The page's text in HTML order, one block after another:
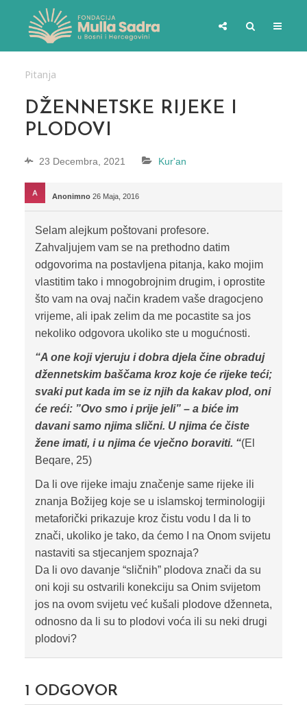
Pitanja
DŽENNETSKE RIJEKE I
PLODOVI
23 Decembra, 2021 Kur'an
Anonimno 26 Maja, 2016
Selam alejkum poštovani profesore.
Zahvaljujem vam se na prethodno datim
odgovorima na postavljena pitanja, kako mojim
vlastitim tako i mnogobrojnim drugim, i oprostite
što vam na ovaj način kradem vaše dragocjeno
vrijeme, ali ipak zelim da me pocastite sa jos
nekoliko odgovora ukoliko ste u mogućnosti.
“A one koji vjeruju i dobra djela čine obraduj
džennetskim baščama kroz koje će rijeke teći;
svaki put kada im se iz njih da kakav plod, oni
će reći: ”Ovo smo i prije jeli” – a biće im
davani samo njima slični. U njima će čiste
žene imati, i u njima će vječno boraviti. “(El
Beqare, 25)
Da li ove rijeke imaju značenje same rijeke ili
znanja Božijeg koje se u islamskoj terminologiji
metaforički prikazuje kroz čistu vodu I da li to
znači, ukoliko je tako, da ćemo I na Onom svijetu
nastaviti sa stjecanjem spoznaja?
Da li ovo davanje “sličnih” plodova znači da su
oni koji su ostvarili konekciju sa Onim svijetom
jos na ovom svijetu već kušali plodove dženneta,
odnosno da li su to plodovi voća ili su neki drugi
plodovi?
1 ODGOVOR